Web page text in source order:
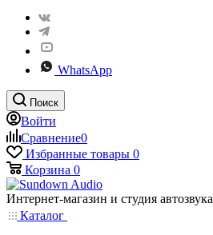
WhatsApp
Поиск
Войти
Сравнение0
Избранные товары 0
Корзина 0
Интернет-магазин и студия автозвука
Каталог